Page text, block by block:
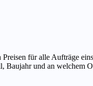
für alle Aufträge
Baujahr und an welchem